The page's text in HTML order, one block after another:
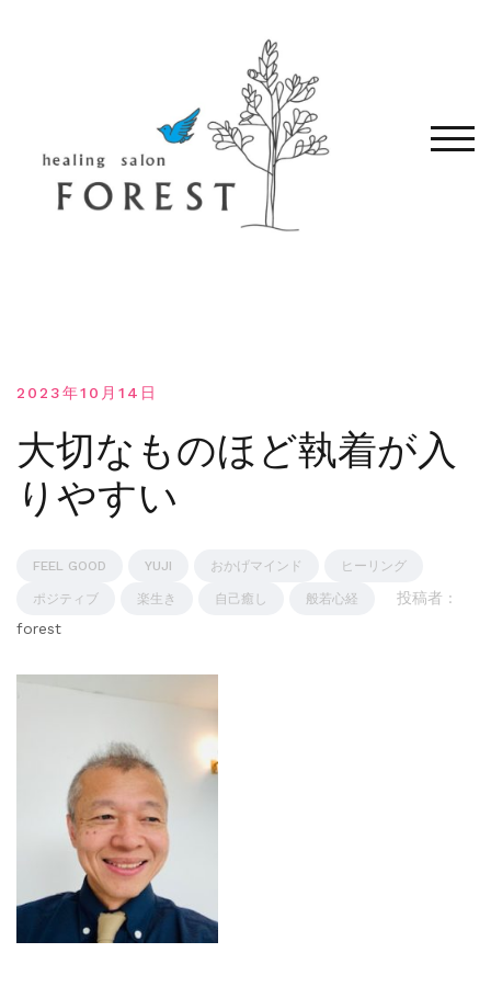
モバ
2023年10月14日
大切なものほど執着が入
りやすい
FEEL GOOD YUJI おかげマインド ヒーリング
ポジティブ 楽生き 自己癒し 般若心経
投稿者 :
forest